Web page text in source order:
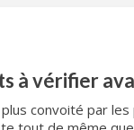
à vérifier
convoité par